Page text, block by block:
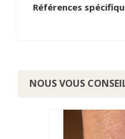
Références
NOUS VOUS